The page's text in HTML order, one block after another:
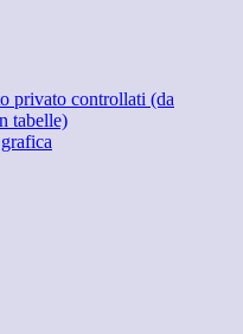
privato controllati (da
tabelle)